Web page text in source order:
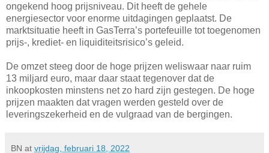
ongekend hoog prijsniveau. Dit heeft de gehele
energiesector voor enorme uitdagingen geplaatst. De
marktsituatie heeft in GasTerra’s portefeuille tot toegenomen
prijs-, krediet- en liquiditeitsrisico’s geleid.
De omzet steeg door de hoge prijzen weliswaar naar ruim
13 miljard euro, maar daar staat tegenover dat de
inkoopkosten minstens net zo hard zijn gestegen. De hoge
prijzen maakten dat vragen werden gesteld over de
leveringszekerheid en de vulgraad van de bergingen.
BN at vrijdag, februari 18, 2022